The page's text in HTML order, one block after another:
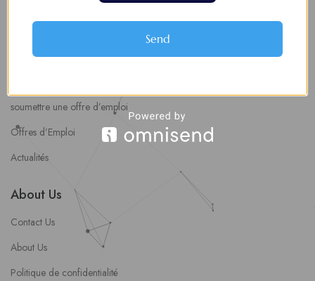
Espace Employeurs
Parcourirs les employeurs
soumettre une offre d’emploi
Offres d’Emploi
Actualités
About Us
Contact Us
About Us
Politique de confidentialité
Send